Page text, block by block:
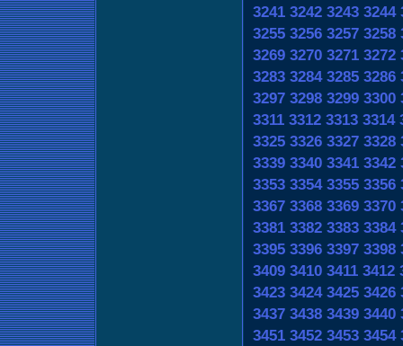
3241 3242 3243 3244
3255 3256 3257 3258
3269 3270 3271 3272
3283 3284 3285 3286
3297 3298 3299 3300
3311 3312 3313 3314
3325 3326 3327 3328
3339 3340 3341 3342
3353 3354 3355 3356
3367 3368 3369 3370
3381 3382 3383 3384
3395 3396 3397 3398
3409 3410 3411 3412
3423 3424 3425 3426
3437 3438 3439 3440
3451 3452 3453 3454